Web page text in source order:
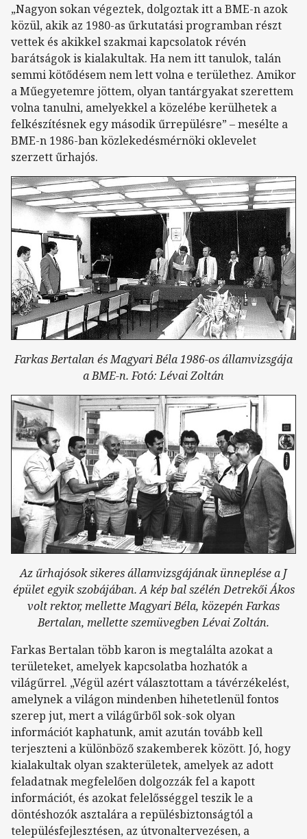
„Nagyon sokan végeztek, dolgoztak itt a BME-n azok
közül, akik az 1980-as űrkutatási programban részt
vettek és akikkel szakmai kapcsolatok révén
barátságok is kialakultak. Ha nem itt tanulok, talán
semmi kötődésem nem lett volna e területhez. Amikor
a Műegyetemre jöttem, olyan tantárgyakat szerettem
volna tanulni, amelyekkel a közelébe kerülhetek a
felkészítésnek egy második űrrepülésre” – mesélte a
BME-n 1986-ban közlekedésmérnöki oklevelet
szerzett űrhajós.
Farkas Bertalan és Magyari Béla 1986-os államvizsgája
a BME-n. Fotó: Lévai Zoltán
Az űrhajósok sikeres államvizsgájának ünneplése a J
épület egyik szobájában. A kép bal szélén Detrekői Ákos
volt rektor, mellette Magyari Béla, közepén Farkas
Bertalan, mellette szemüvegben Lévai Zoltán.
Farkas Bertalan több karon is megtalálta azokat a
területeket, amelyek kapcsolatba hozhatók a
világűrrel. „Végül azért választottam a távérzékelést,
amelynek a világon mindenben hihetetlenül fontos
szerep jut, mert a világűrből sok-sok olyan
információt kaphatunk, amit azután tovább kell
terjeszteni a különböző szakemberek között. Jó, hogy
kialakultak olyan szakterületek, amelyek az adott
feladatnak megfelelően dolgozzák fel a kapott
információt, és azokat felelősséggel teszik le a
döntéshozók asztalára a repülésbiztonságtól a
településfejlesztésen, az útvonaltervezésen, a